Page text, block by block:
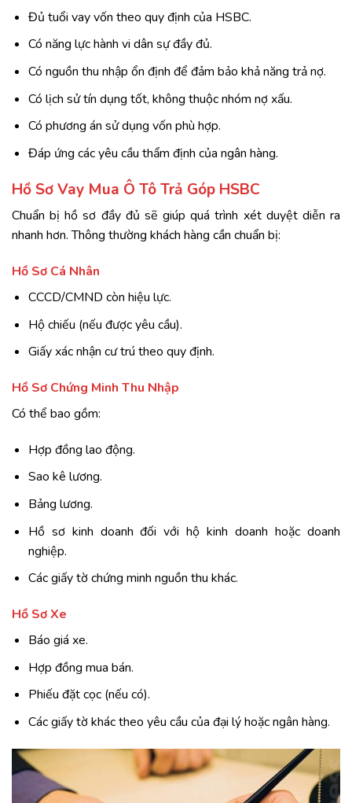
Đủ tuổi vay vốn theo quy định của HSBC.
Có năng lực hành vi dân sự đầy đủ.
Có nguồn thu nhập ổn định để đảm bảo khả năng trả nợ.
Có lịch sử tín dụng tốt, không thuộc nhóm nợ xấu.
Có phương án sử dụng vốn phù hợp.
Đáp ứng các yêu cầu thẩm định của ngân hàng.
Hồ Sơ Vay Mua Ô Tô Trả Góp HSBC
Chuẩn bị hồ sơ đầy đủ sẽ giúp quá trình xét duyệt diễn ra
nhanh hơn. Thông thường khách hàng cần chuẩn bị:
Hồ Sơ Cá Nhân
CCCD/CMND còn hiệu lực.
Hộ chiếu (nếu được yêu cầu).
Giấy xác nhận cư trú theo quy định.
Hồ Sơ Chứng Minh Thu Nhập
Có thể bao gồm:
Hợp đồng lao động.
Sao kê lương.
Bảng lương.
Hồ sơ kinh doanh đối với hộ kinh doanh hoặc doanh
nghiệp.
Các giấy tờ chứng minh nguồn thu khác.
Hồ Sơ Xe
Báo giá xe.
Hợp đồng mua bán.
Phiếu đặt cọc (nếu có).
Các giấy tờ khác theo yêu cầu của đại lý hoặc ngân hàng.